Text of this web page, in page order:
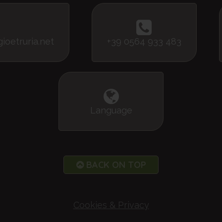
+39 0564 933 483
Language
BACK ON TOP
Cookies & Privacy